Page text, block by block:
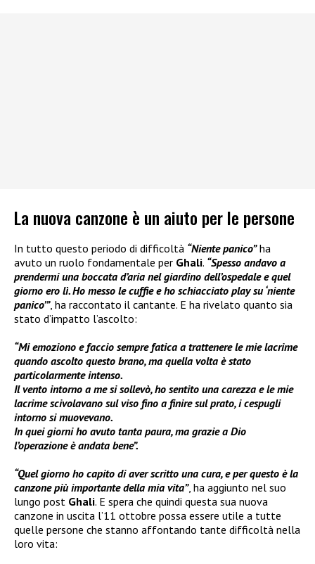
La nuova canzone è un aiuto per le persone
In tutto questo periodo di difficoltà “Niente panico”ha
avuto un ruolo fondamentale per Ghali. “Spesso andavo a
prendermi una boccata d’aria nel giardino dell’ospedale e quel
giorno ero lì. Ho messo le cuffie e ho schiacciato play su ‘niente
panico’”, ha raccontato il cantante. E ha rivelato quanto sia
stato d’impatto l’ascolto:
“Mi emoziono e faccio sempre fatica a trattenere le mie lacrime
quando ascolto questo brano, ma quella volta è stato
particolarmente intenso.
Il vento intorno a me si sollevò, ho sentito una carezza e le mie
lacrime scivolavano sul viso fino a finire sul prato, i cespugli
intorno si muovevano.
In quei giorni ho avuto tanta paura, ma grazie a Dio
l’operazione è andata bene”.
“Quel giorno ho capito di aver scritto una cura, e per questo è la
canzone più importante della mia vita”, ha aggiunto nel suo
lungo post Ghali. E spera che quindi questa sua nuova
canzone in uscita l’11 ottobre possa essere utile a tutte
quelle persone che stanno affontando tante difficoltà nella
loro vita: